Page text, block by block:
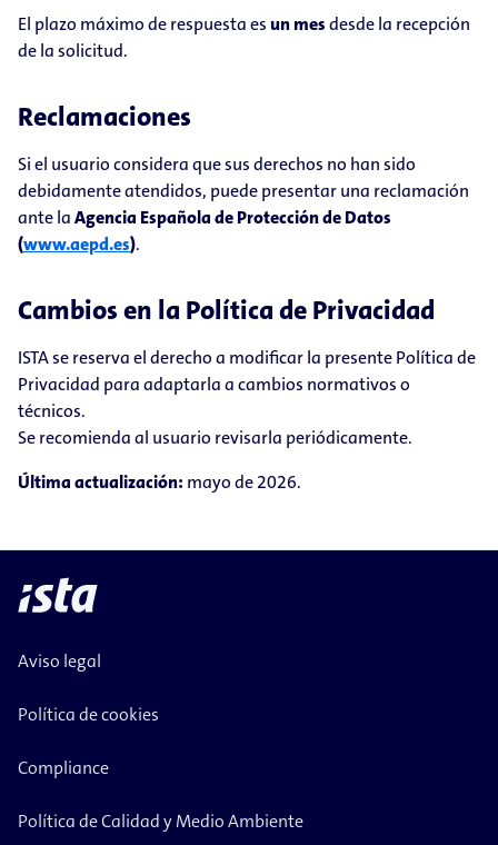
El plazo máximo de respuesta es un mesdesde la recepción
de la solicitud.
Reclamaciones
Si el usuario considera que sus derechos no han sido
debidamente atendidos, puede presentar una reclamación
ante laAgencia Española de Protección de Datos
(www.aepd.es).
Cambios en la Política de Privacidad
ISTA se reserva el derecho a modificar la presente Política de
Privacidad para adaptarla a cambios normativos o
técnicos.
Se recomienda al usuario revisarla periódicamente.
Última actualización: mayo de 2026.
Aviso legal
Política de cookies
Compliance
Política de Calidad y Medio Ambiente